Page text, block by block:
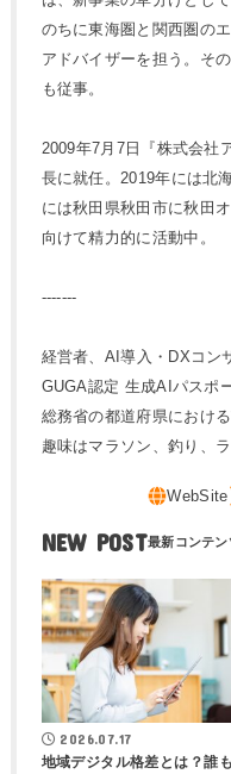
のちに東海圏と関西圏の
アドバイザーを担う。そ
も従事。
2009年7月7日『株式会社
長に就任。2019年には北
には秋田県秋田市に秋田
向けて精力的に活動中。
-------
経営者、AI導入・DXコン
GUGA認定 生成AIパスポ
総務省の都道府県におけ
趣味はマラソン、釣り、
NEW POST
2026.07.17
地域デジタル格差とは？誰